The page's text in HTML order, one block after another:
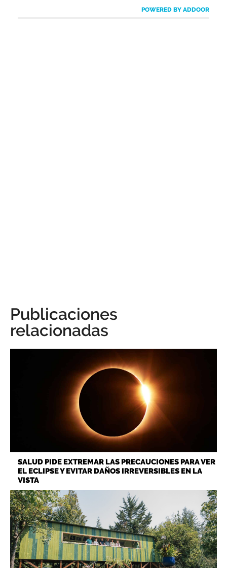
POWERED BY ADDOOR
Publicaciones
relacionadas
SALUD PIDE EXTREMAR LAS PRECAUCIONES PARA VER
EL ECLIPSE Y EVITAR DAÑOS IRREVERSIBLES EN LA
VISTA